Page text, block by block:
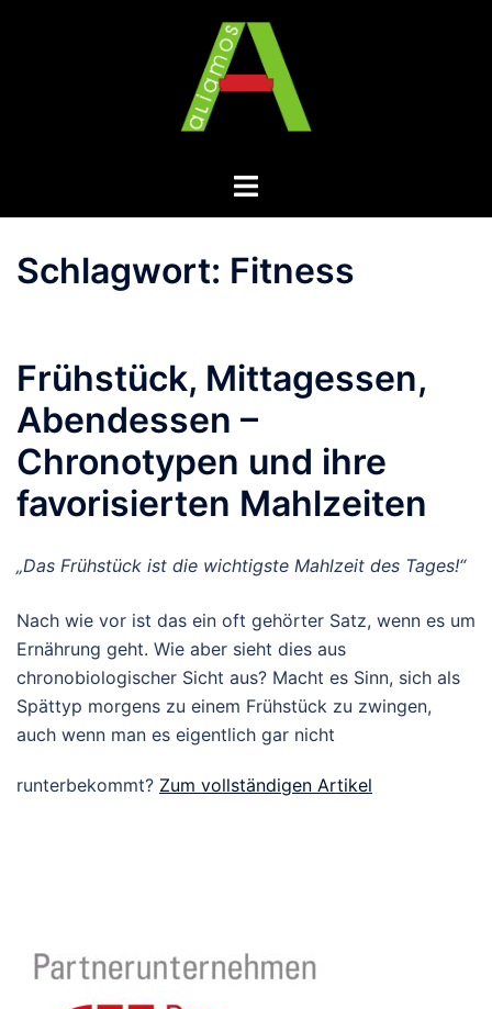
Menü
Schlagwort: Fitness
Frühstück, Mittagessen,
Abendessen –
Chronotypen und ihre
favorisierten Mahlzeiten
„Das Frühstück ist die wichtigste Mahlzeit des Tages!“
Nach wie vor ist das ein oft gehörter Satz, wenn es um
Ernährung geht. Wie aber sieht dies aus
chronobiologischer Sicht aus? Macht es Sinn, sich als
Spättyp morgens zu einem Frühstück zu zwingen,
auch wenn man es eigentlich gar nicht
runterbekommt? Zum vollständigen Artikel